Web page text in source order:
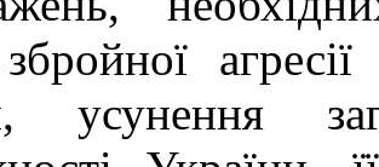
збройної
усунення